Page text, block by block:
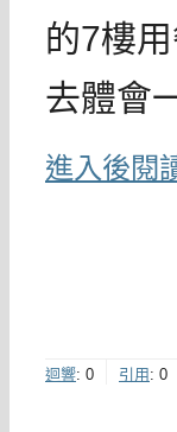
的7樓
去體會
進入後閱
迴響: 0 引用 : 0